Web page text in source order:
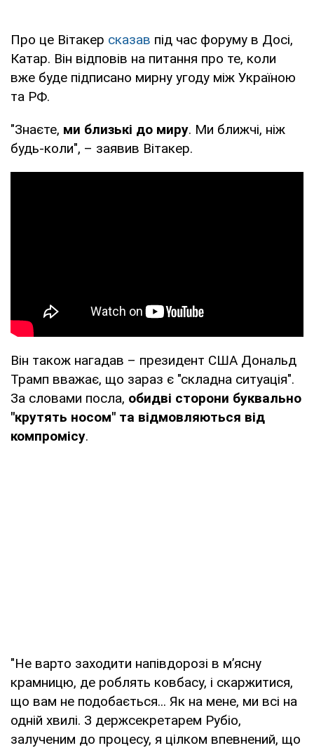
Про це Вітакер сказав під час форуму в Досі,
Катар. Він відповів на питання про те, коли
вже буде підписано мирну угоду між Україною
та РФ.
"Знаєте, ми близькі до миру. Ми ближчі, ніж
будь-коли", – заявив Вітакер.
Він також нагадав – президент США Дональд
Трамп вважає, що зараз є "складна ситуація".
За словами посла, обидві сторони буквально
"крутять носом" та відмовляються від
компромісу.
"Не варто заходити напівдорозі в м’ясну
крамницю, де роблять ковбасу, і скаржитися,
що вам не подобається... Як на мене, ми всі на
одній хвилі. З держсекретарем Рубіо,
залученим до процесу, я цілком впевнений, що